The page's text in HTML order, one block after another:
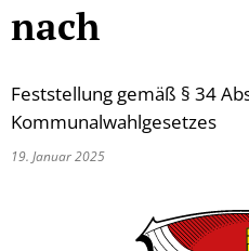
nach
Feststellung gemäß § 34
Kommunalwahlgesetzes
19. Januar 2025